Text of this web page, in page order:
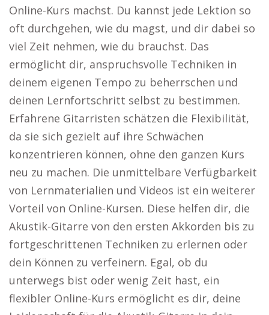
Online-Kurs machst. Du kannst jede Lektion so
oft durchgehen, wie du magst, und dir dabei so
viel Zeit nehmen, wie du brauchst. Das
ermöglicht dir, anspruchsvolle Techniken in
deinem eigenen Tempo zu beherrschen und
deinen Lernfortschritt selbst zu bestimmen.
Erfahrene Gitarristen schätzen die Flexibilität,
da sie sich gezielt auf ihre Schwächen
konzentrieren können, ohne den ganzen Kurs
neu zu machen. Die unmittelbare Verfügbarkeit
von Lernmaterialien und Videos ist ein weiterer
Vorteil von Online-Kursen. Diese helfen dir, die
Akustik-Gitarre von den ersten Akkorden bis zu
fortgeschrittenen Techniken zu erlernen oder
dein Können zu verfeinern. Egal, ob du
unterwegs bist oder wenig Zeit hast, ein
flexibler Online-Kurs ermöglicht es dir, deine